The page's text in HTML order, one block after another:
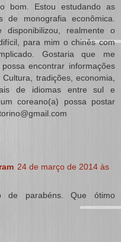
bom. Estou estudando as
de monografia econômica.
realmente o
para mim o chinês com
Gostaria que me
encontrar informações
tradições, economia,
de idiomas entre sul e
coreano(a) possa postar
24 de março de 2014 às
parabéns. Que ótimo